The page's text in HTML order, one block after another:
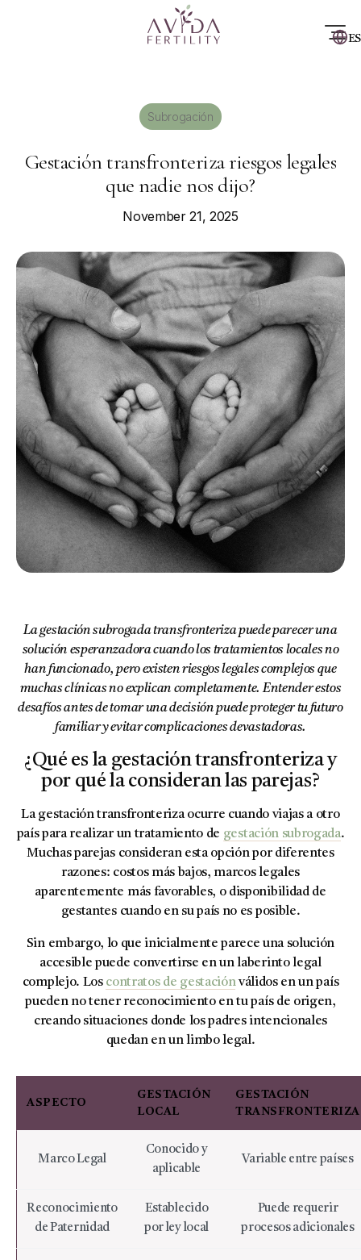
ES
Subrogación
Gestación transfronteriza riesgos legales
que nadie nos dijo?
November 21, 2025
La gestación subrogada transfronteriza puede parecer una
solución esperanzadora cuando los tratamientos locales no
han funcionado, pero existen riesgos legales complejos que
muchas clínicas no explican completamente. Entender estos
desafíos antes de tomar una decisión puede proteger tu futuro
familiar y evitar complicaciones devastadoras.
¿Qué es la gestación transfronteriza y
por qué la consideran las parejas?
La gestación transfronteriza ocurre cuando viajas a otro
país para realizar un tratamiento de gestación subrogada.
Muchas parejas consideran esta opción por diferentes
razones: costos más bajos, marcos legales
aparentemente más favorables, o disponibilidad de
gestantes cuando en su país no es posible.
Sin embargo, lo que inicialmente parece una solución
accesible puede convertirse en un laberinto legal
complejo. Los contratos de gestaciónválidos en un país
pueden no tener reconocimiento en tu país de origen,
creando situaciones donde los padres intencionales
quedan en un limbo legal.
ASPECTO
GESTACIÓN
LOCAL
GESTACIÓN
TRANSFRONTERIZA
Marco Legal
Conocido y
aplicable
Variable entre países
Reconocimiento
de Paternidad
Establecido
por ley local
Puede requerir
procesos adicionales